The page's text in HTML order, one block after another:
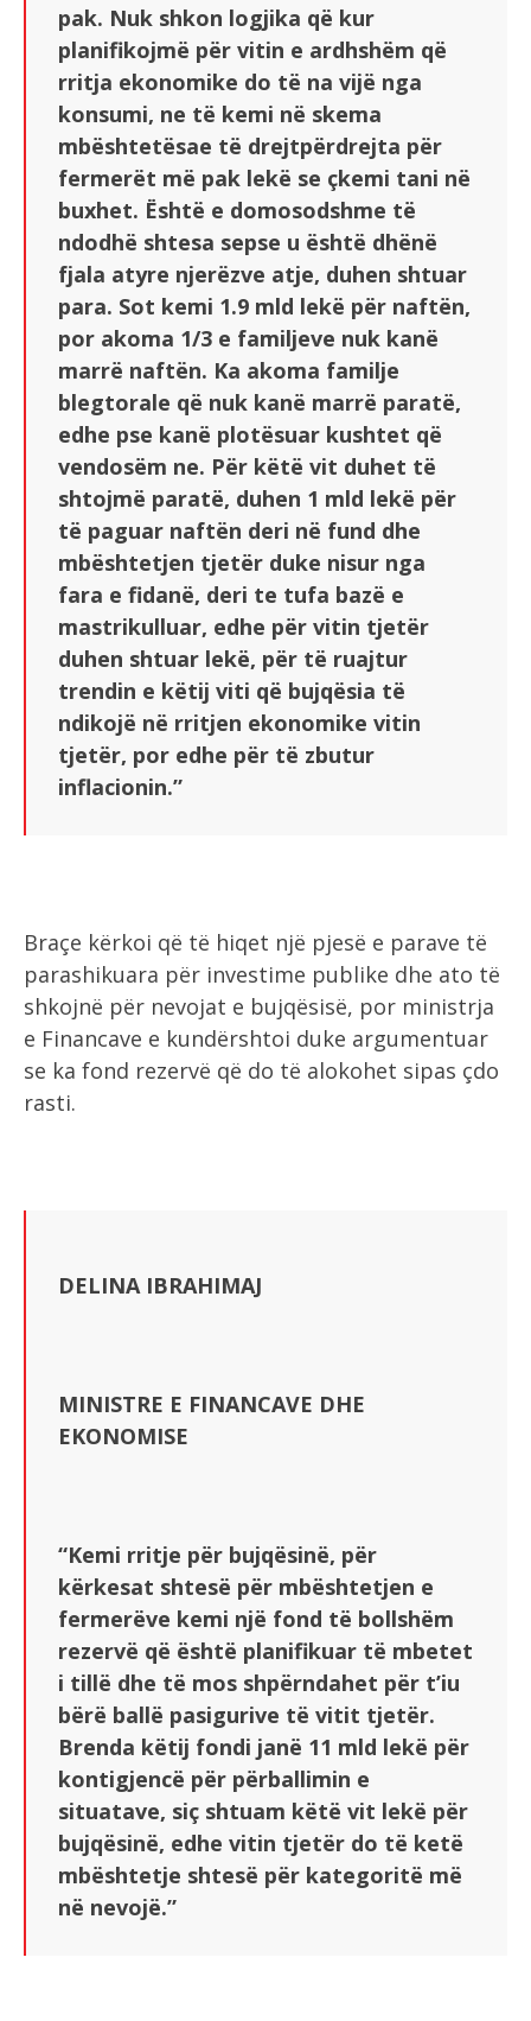
pak. Nuk shkon logjika që kur
planifikojmë për vitin e ardhshëm që
rritja ekonomike do të na vijë nga
konsumi, ne të kemi në skema
mbështetësae të drejtpërdrejta për
fermerët më pak lekë se çkemi tani në
buxhet. Është e domosodshme të
ndodhë shtesa sepse u është dhënë
fjala atyre njerëzve atje, duhen shtuar
para. Sot kemi 1.9 mld lekë për naftën,
por akoma 1/3 e familjeve nuk kanë
marrë naftën. Ka akoma familje
blegtorale që nuk kanë marrë paratë,
edhe pse kanë plotësuar kushtet që
vendosëm ne. Për këtë vit duhet të
shtojmë paratë, duhen 1 mld lekë për
të paguar naftën deri në fund dhe
mbështetjen tjetër duke nisur nga
fara e fidanë, deri te tufa bazë e
mastrikulluar, edhe për vitin tjetër
duhen shtuar lekë, për të ruajtur
trendin e këtij viti që bujqësia të
ndikojë në rritjen ekonomike vitin
tjetër, por edhe për të zbutur
inflacionin.”
Braçe kërkoi që të hiqet një pjesë e parave të
parashikuara për investime publike dhe ato të
shkojnë për nevojat e bujqësisë, por ministrja
e Financave e kundërshtoi duke argumentuar
se ka fond rezervë që do të alokohet sipas çdo
rasti.
DELINA IBRAHIMAJ
MINISTRE E FINANCAVE DHE
EKONOMISE
“Kemi rritje për bujqësinë, për
kërkesat shtesë për mbështetjen e
fermerëve kemi një fond të bollshëm
rezervë që është planifikuar të mbetet
i tillë dhe të mos shpërndahet për t’iu
bërë ballë pasigurive të vitit tjetër.
Brenda këtij fondi janë 11 mld lekë për
kontigjencë për përballimin e
situatave, siç shtuam këtë vit lekë për
bujqësinë, edhe vitin tjetër do të ketë
mbështetje shtesë për kategoritë më
në nevojë.”